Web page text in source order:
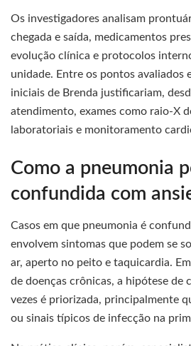
Os investigadores analisam
chegada e saída, medicamentos
evolução clínica e protocolos
unidade. Entre os pontos avaliados
iniciais de Brenda justificariam,
atendimento, exames como raio-X
laboratoriais e monitoramento
Como a pneumonia
confundida com
Casos em que pneumonia é
envolvem sintomas que podem se
ar, aperto no peito e taquicardia.
de doenças crônicas, a hipótese de
vezes é priorizada, principalmente
ou sinais típicos de infecção na